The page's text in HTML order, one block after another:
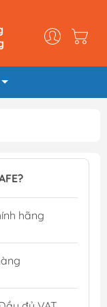
hãng